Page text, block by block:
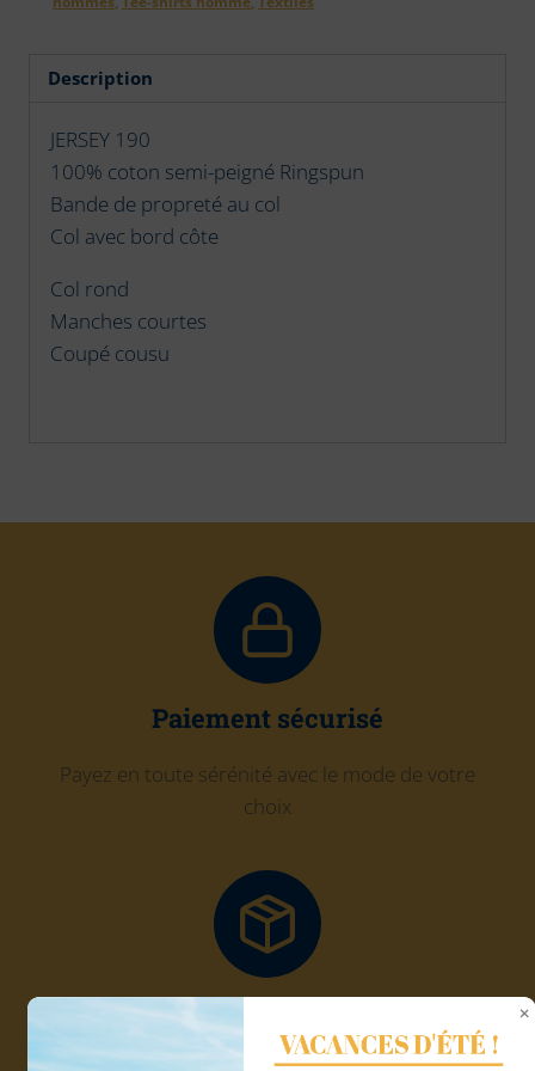
et
coordonnées
Description
JERSEY 190
100% coton semi-peigné Ringspun
Bande de propreté au col
Col avec bord côte
Col rond
Manches courtes
Coupé cousu
Paiement sécurisé
Payez en toute sérénité avec le mode de votre
choix
VACANCES D'ÉTÉ !